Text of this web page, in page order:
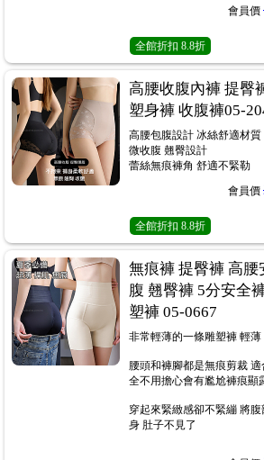
會員價
全館折扣 8.8折
高腰收腹內褲 提臀
塑身褲 收腹褲05-
高腰包腹設計 冰絲舒適材質
微收腹 翹臀設計
蕾絲無痕褲角 舒適不緊勒
會員價
全館折扣 8.8折
無痕褲 提臀褲 高腰
腹 翹臀褲 5分安全
塑褲 05-0667
非常輕薄的一條雕塑褲 輕薄
腰頭和褲腳都是無痕剪裁
全不用擔心會有尷尬褲痕顯
穿起來緊緻感卻不緊繃 將
身 肚子不見了